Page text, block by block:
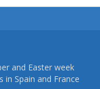
and Easter week
in Spain and France